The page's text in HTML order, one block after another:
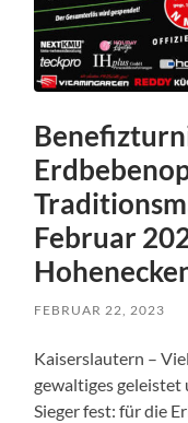
Februar
FEBRUAR 22, 2023
Kaiserslautern –
gewaltiges geleistet
Sieger fest: für die